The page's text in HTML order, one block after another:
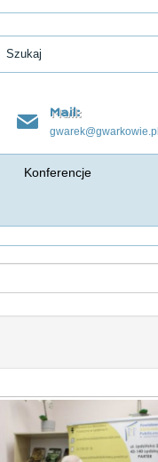
Mail:
gwarek@gwarkowie.pl
Konferencje